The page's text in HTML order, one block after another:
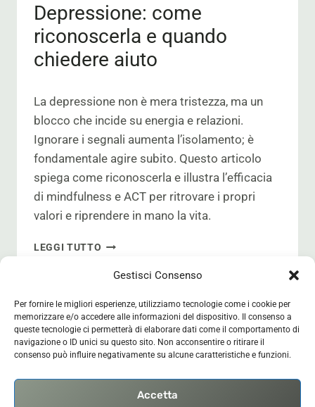
Gestisci Consenso
Per fornire le migliori esperienze, utilizziamo tecnologie come i cookie per
memorizzare e/o accedere alle informazioni del dispositivo. Il consenso a
queste tecnologie ci permetterà di elaborare dati come il comportamento di
navigazione o ID unici su questo sito. Non acconsentire o ritirare il
consenso può influire negativamente su alcune caratteristiche e funzioni.
Accetta
Depressione: come
riconoscerla e quando
chiedere aiuto
La depressione non è mera tristezza, ma un
blocco che incide su energia e relazioni.
Ignorare i segnali aumenta l’isolamento; è
fondamentale agire subito. Questo articolo
spiega come riconoscerla e illustra l’efficacia
di mindfulness e ACT per ritrovare i propri
valori e riprendere in mano la vita.
LEGGI TUTTO D
E
S
S
I
O
N
Home ACT Interventi
Profilo